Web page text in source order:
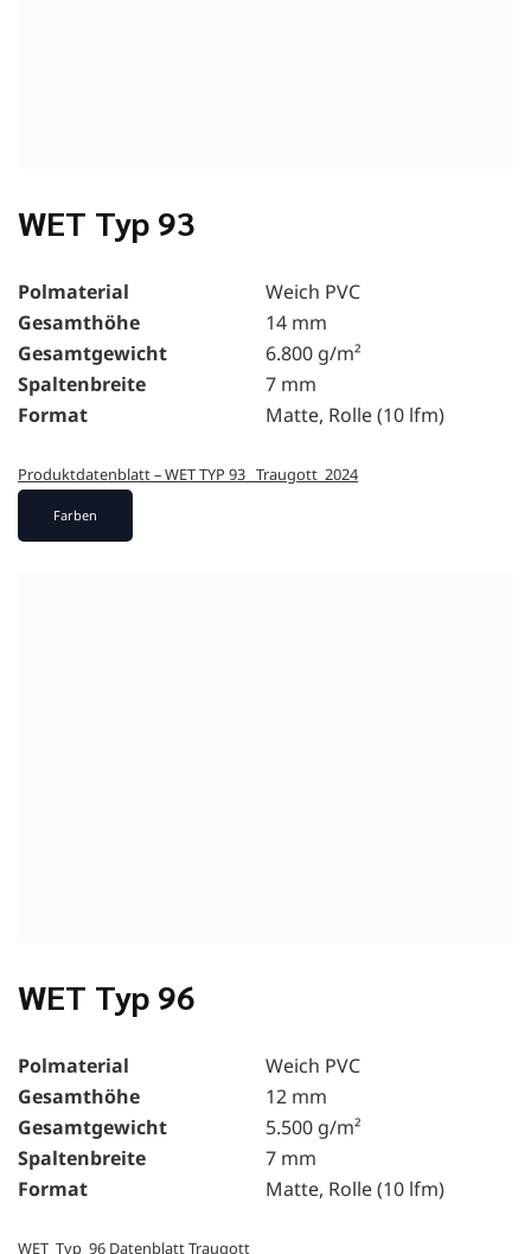
WET Typ 93
Polmaterial
Gesamthöhe
Gesamtgewicht
Spaltenbreite
Format
Weich PVC
14 mm
6.800 g/m²
7 mm
Matte, Rolle (10 lfm)
Produktdatenblatt – WET TYP 93 _Traugott_2024
Farben
WET Typ 96
Polmaterial
Gesamthöhe
Gesamtgewicht
Spaltenbreite
Format
Weich PVC
12 mm
5.500 g/m²
7 mm
Matte, Rolle (10 lfm)
WET_Typ_96 Datenblatt Traugott